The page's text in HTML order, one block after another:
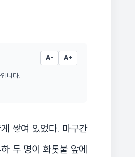
A- A+
니다.
쌓여 있었다. 마구간
두 명이 화톳불 앞에